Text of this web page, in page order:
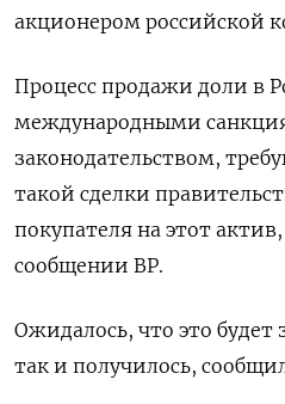
акционером российской
Процесс продажи доли в
международными
законодательством,
такой сделки
покупателя на этот
сообщении BP.
Ожидалось, что это будет
так и получилось,